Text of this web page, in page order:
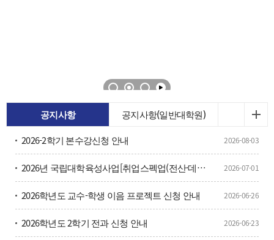
공지사항
공지사항(일반대학원)
2026-2학기 본수강신청 안내
2026-08-03
2026년 국립대학육성사업[취업스펙업(전산·데이터)Ⅰ] 참여자 모집 홍보 2026-07-01
2026학년도 교수-학생 이음 프로젝트 신청 안내 2026-06-26
2026학년도 2학기 전과 신청 안내 2026-06-23